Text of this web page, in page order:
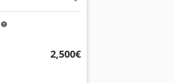
‏2,500 ‏€